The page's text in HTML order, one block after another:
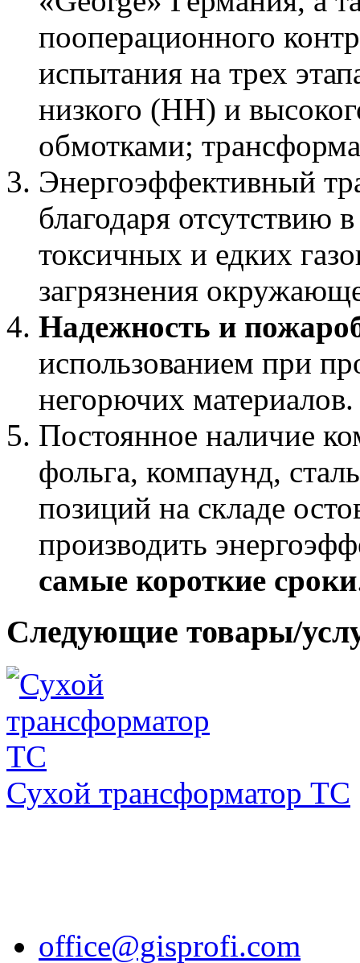
пооперационного
испытания на трех
низкого (НН) и
обмотками;
Энергоэффективный
благодаря отсутствию
токсичных и едких
загрязнения
Надежность и
использованием при
негорючих материалов.
Постоянное наличие
фольга, компаунд,
позиций на складе
производить
самые короткие сроки
Следующие товары/
Сухой трансформатор ТС
office@gisprofi.com